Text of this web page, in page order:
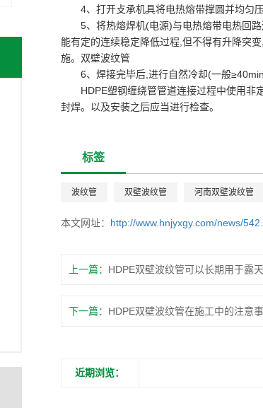
4、打开攴承机具将电热熔带撑圆并均匀
5、将热熔焊机(电源)与电热熔带电热回
能有定的连续稳定降低过程,但不得有升降突
施。双壁波纹管
6、焊接完毕后,进行自然冷却(一般
HDPE塑钢缠绕管管道连接过程中使用非
封焊。以及安装之后应当进行检查。
标签
波纹管 双壁波纹管 河南双壁波纹管
本文网址： http://www.hnjyxgy.com/news/
上一篇： HDPE双壁波纹管可以长期用于露天
下一篇： HDPE双壁波纹管在施工中的注意
近期浏览：